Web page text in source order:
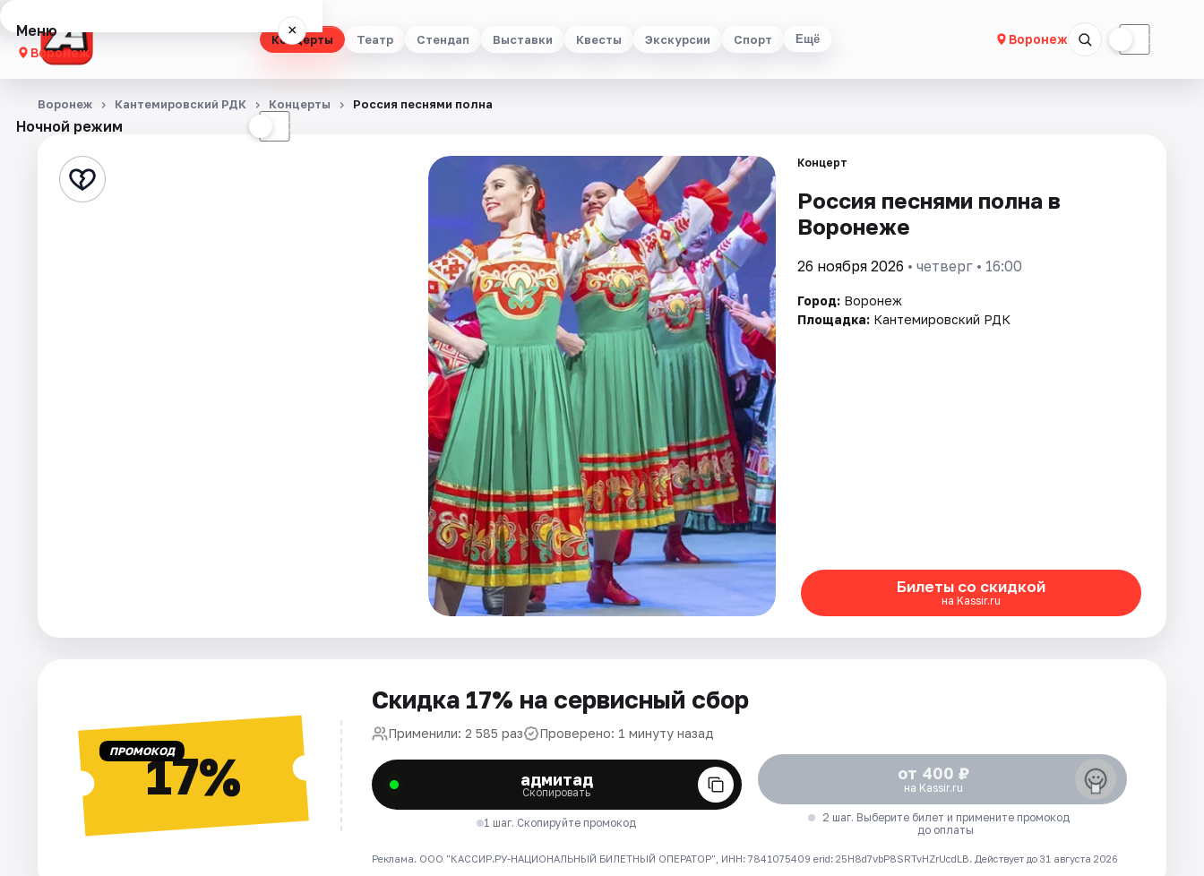
Концерты Театр Стендап Выставки Квесты Экскурсии Спорт Ещё Воронеж ☾
Меню ×
Воронеж
Концерты
Стендап
Ночной режим ☾
Воронеж Кантемировский РДК Концерты Россия песнями полна
Концерт
Россия песнями полна в
Воронеже
26 ноября 2026 • четверг • 16:00
Город: Воронеж
Площадка: Кантемировский РДК
Билеты со скидкой
на Kassir.ru
ПРОМОКОД17%
Скидка 17% на сервисный сбор
Применили: 2 585 раз Проверено: 1 минуту назад
адмитад
Скопировать
1 шаг. Скопируйте промокод
от 400 ₽
на Kassir.ru
2 шаг. Выберите билет и примените промокод
до оплаты
Реклама. ООО "КАССИР.РУ-НАЦИОНАЛЬНЫЙ БИЛЕТНЫЙ ОПЕРАТОР", ИНН: 7841075409 erid: 25H8d7vbP8SRTvHZrUcdLB. Действует до 31 августа 2026